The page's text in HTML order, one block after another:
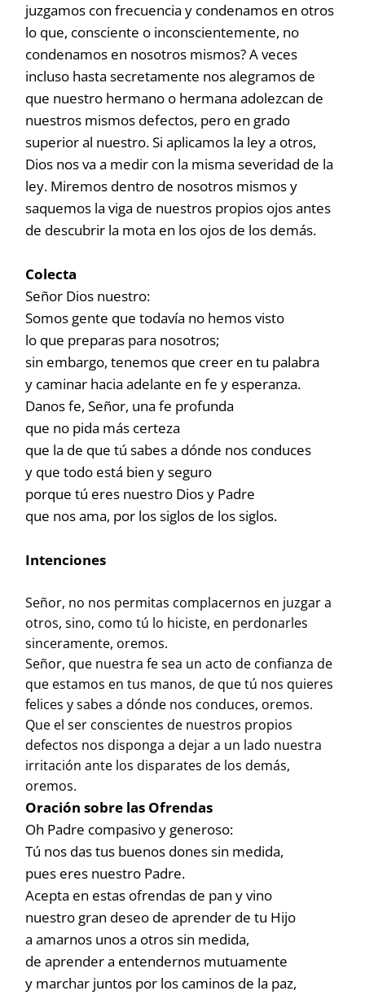
juzgamos con frecuencia y condenamos en otros
lo que, consciente o inconscientemente, no
condenamos en nosotros mismos? A veces
incluso hasta secretamente nos alegramos de
que nuestro hermano o hermana adolezcan de
nuestros mismos defectos, pero en grado
superior al nuestro. Si aplicamos la ley a otros,
Dios nos va a medir con la misma severidad de la
ley. Miremos dentro de nosotros mismos y
saquemos la viga de nuestros propios ojos antes
de descubrir la mota en los ojos de los demás.
Colecta
Señor Dios nuestro:
Somos gente que todavía no hemos visto
lo que preparas para nosotros;
sin embargo, tenemos que creer en tu palabra
y caminar hacia adelante en fe y esperanza.
Danos fe, Señor, una fe profunda
que no pida más certeza
que la de que tú sabes a dónde nos conduces
y que todo está bien y seguro
porque tú eres nuestro Dios y Padre
que nos ama, por los siglos de los siglos.
Intenciones
Señor, no nos permitas complacernos en juzgar a
otros, sino, como tú lo hiciste, en perdonarles
sinceramente, oremos.
Señor, que nuestra fe sea un acto de confianza de
que estamos en tus manos, de que tú nos quieres
felices y sabes a dónde nos conduces, oremos.
Que el ser conscientes de nuestros propios
defectos nos disponga a dejar a un lado nuestra
irritación ante los disparates de los demás,
oremos.
Oración sobre las Ofrendas
Oh Padre compasivo y generoso:
Tú nos das tus buenos dones sin medida,
pues eres nuestro Padre.
Acepta en estas ofrendas de pan y vino
nuestro gran deseo de aprender de tu Hijo
a amarnos unos a otros sin medida,
de aprender a entendernos mutuamente
y marchar juntos por los caminos de la paz,